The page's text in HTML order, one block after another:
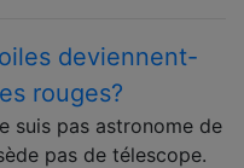
deviennent-
rouges?
suis pas astronome de
pas de télescope.